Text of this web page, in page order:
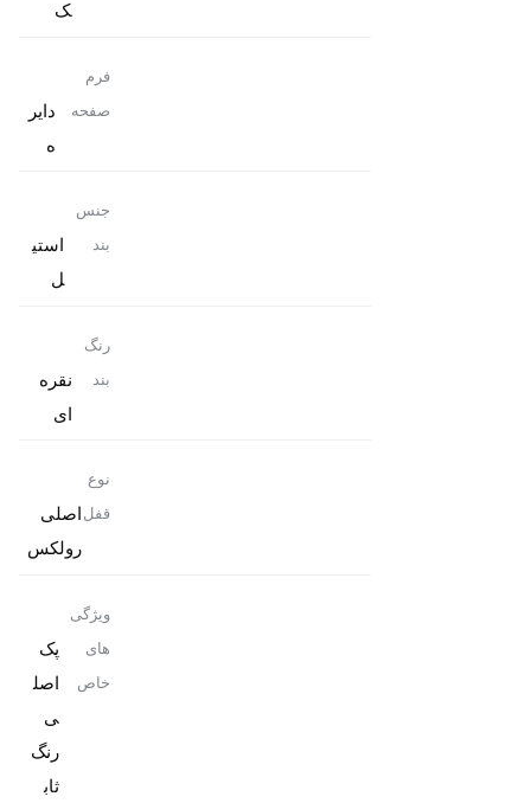
ک
فرم
صفحه
دایر
ه
جنس
بند
استی
ل
رنگ
بند
نقره
ای
نوع
قفل اصلی
رولکس
ویژگی
های
خاص
پک
اصل
رنگ
ثاب